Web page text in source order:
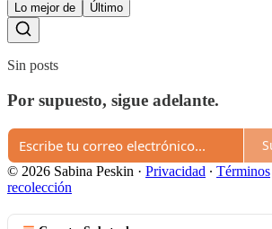
Lo mejor de Último
Sin posts
Por supuesto, sigue adelante.
© 2026 Sabina Peskin · Privacidad ∙ Términos
recolección